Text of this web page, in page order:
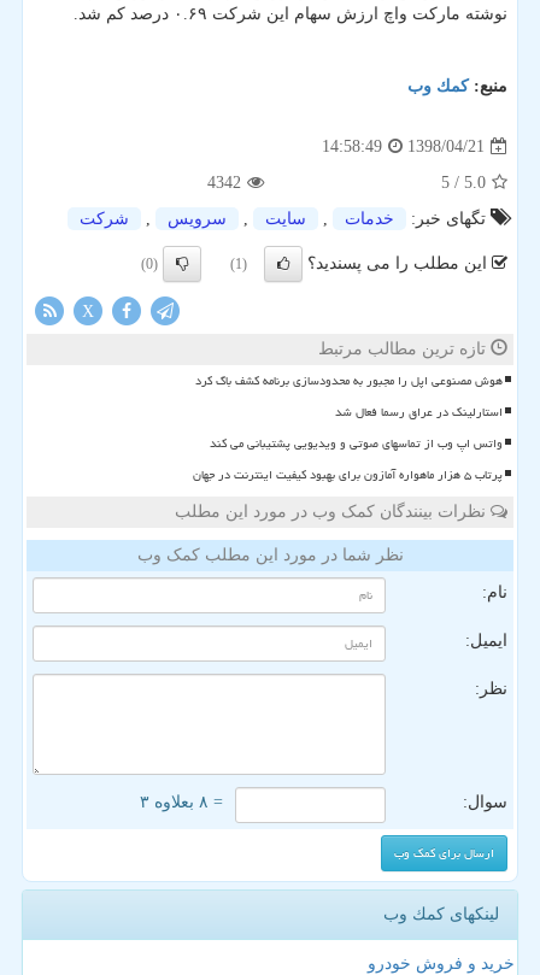
نوشته ماركت واچ ارزش سهام این شركت ۰.۶۹ درصد كم شد.
منبع:كمك وب
1398/04/21
14:58:49
5.0
/ 5
4342
تگهای خبر:
خدمات , سایت , سرویس , شركت
این مطلب را می پسندید؟ (1)
(0)
X
تازه ترین مطالب مرتبط
هوش مصنوعی اپل را مجبور به محدودسازی برنامه کشف باگ کرد
استارلینک در عراق رسما فعال شد
واتس اپ وب از تماسهای صوتی و ویدیویی پشتیبانی می کند
پرتاب ۵ هزار ماهواره آمازون برای بهبود کیفیت اینترنت در جهان
نظرات بینندگان کمک وب در مورد این مطلب
نظر شما در مورد این مطلب کمک وب
نام:
ایمیل:
نظر:
سوال: = ۸ بعلاوه ۳
لینکهای كمك وب
خرید و فروش خودرو